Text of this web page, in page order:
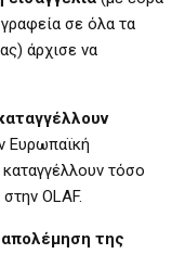
σε όλα τα
άρχισε να
Ευρωπαϊκή
καταγγέλλουν τόσο
OLAF.
της